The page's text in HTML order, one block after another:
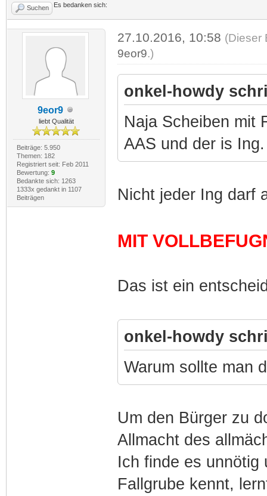
Suchen Es bedanken sich:
9eor9
liebt Qualität
Beiträge: 5.950
Themen: 182
Registriert seit: Feb 2011
Bewertung: 9
Bedankte sich: 1263
1333x gedankt in 1107
Beiträgen
27.10.2016, 10:58 (Dieser
9eor9.)
onkel-howdy
Naja Scheiben mit
AAS und der is Ing.
Nicht jeder Ing darf
MIT
Das ist ein
onkel-howdy
Warum sollte man
Um den Bürger zu
Allmacht des
Ich finde es unnötig
Fallgrube kennt,